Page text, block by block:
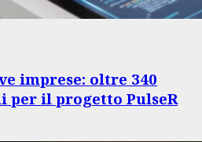
imprese: oltre 340
il progetto PulseR